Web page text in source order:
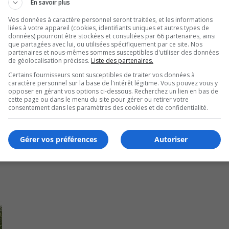
le ministre de l’Environnement et du Changement
un décret pour la protection de l’habitat
recours prochainement pour faire progresser ce
En savoir plus
Vos données à caractère personnel seront traitées, et les informations
liées à votre appareil (cookies, identifiants uniques et autres types de
données) pourront être stockées et consultées par 66 partenaires, ainsi
que partagées avec lui, ou utilisées spécifiquement par ce site. Nos
partenaires et nous-mêmes sommes susceptibles d'utiliser des données
de géolocalisation précises. Liste des partenaires.
Certains fournisseurs sont susceptibles de traiter vos données à
caractère personnel sur la base de l'intérêt légitime. Vous pouvez vous y
opposer en gérant vos options ci-dessous. Recherchez un lien en bas de
cette page ou dans le menu du site pour gérer ou retirer votre
consentement dans les paramètres des cookies et de confidentialité.
Autoriser
Gérer vos préférences